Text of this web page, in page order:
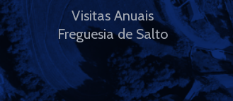
Visitas Anuais
Freguesia de Salto